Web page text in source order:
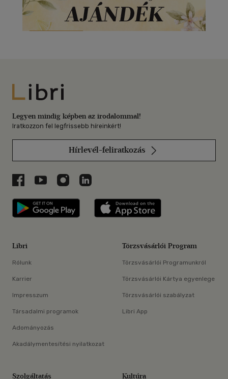
Libri
Legyen mindig képben az irodalommal!
Iratkozzon fel legfrissebb híreinkért!
Hírlevél-feliratkozás
Libri a Facebookon
Libri a Youtube-on
Libri az Instagramon
Libri a LinkedInen
Libri applikáció Szerezd meg: Google
Libri
Rólunk
Karrier
Impresszum
Társadalmi programok
Adományozás
Akadálymentesítési nyilatkozat
Törzsvásárlói Program
Törzsvásárlói Programunkról
Törzsvásárlói Kártya egyenlege
Törzsvásárlói szabályzat
Libri App
Szolgáltatás Kultúra